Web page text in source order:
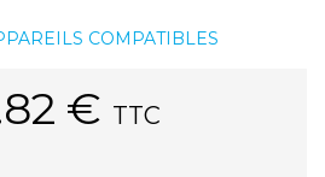
COMPATIBLES
€ TTC